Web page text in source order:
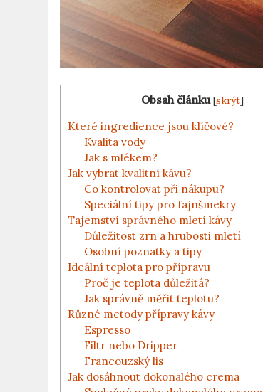
Obsah článku [skrýt]
Které ingredience jsou klíčové?
Kvalita vody
Jak s mlékem?
Jak vybrat kvalitní kávu?
Co kontrolovat při nákupu?
Speciální tipy pro fajnšmekry
Tajemství správného mletí kávy
Důležitost zrn a hrubosti mletí
Osobní poznatky a tipy
Ideální teplota pro přípravu
Proč je teplota důležitá?
Jak správně měřit teplotu?
Různé metody přípravy kávy
Espresso
Filtr nebo Dripper
Francouzský lis
Jak dosáhnout dokonalého crema